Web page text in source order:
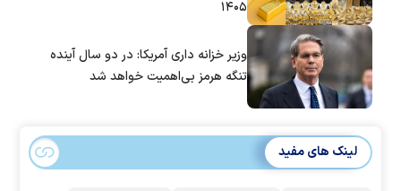
۱۴۰۵
وزیر خزانه داری آمریکا: در دو سال آینده
تنگه هرمز بی‌اهمیت خواهد شد
لینک های مفید